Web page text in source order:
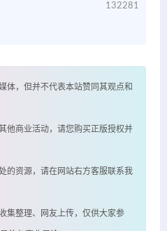
132281
体，但并不代表本站赞同其观点和
他商业活动，请您购买正版授权并
的资源，请在网站右方客服联系我
集整理、网友上传，仅供大家参